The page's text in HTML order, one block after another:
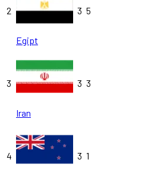
2
Egipt
3 5
3
Iran
3 3
4 3 1